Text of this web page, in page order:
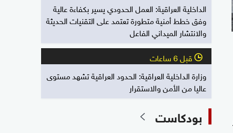
الداخلية العراقية: العمل الحدودي يسير بكفاءة عالية
وفق خطط أمنية متطورة تعتمد على التقنيات الحديثة
والانتشار الميداني الفاعل
l قبل 6 ساعات
وزارة الداخلية العراقية: الحدود العراقية تشهد مستوى
عاليا من الأمن والاستقرار
بودكاست